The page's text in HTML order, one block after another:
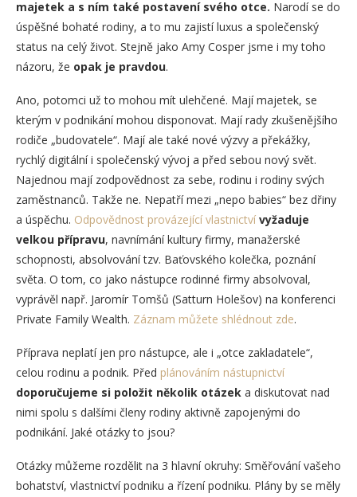
majetek a s ním také postavení svého otce. Narodí se do
úspěšné bohaté rodiny, a to mu zajistí luxus a společenský
status na celý život. Stejně jako Amy Cosper jsme i my toho
názoru, že opak je pravdou.
Ano, potomci už to mohou mít ulehčené. Mají majetek, se
kterým v podnikání mohou disponovat. Mají rady zkušenějšího
rodiče „budovatele“. Mají ale také nové výzvy a překážky,
rychlý digitální i společenský vývoj a před sebou nový svět.
Najednou mají zodpovědnost za sebe, rodinu i rodiny svých
zaměstnanců. Takže ne. Nepatří mezi „nepo babies“ bez dřiny
a úspěchu. Odpovědnost provázející vlastnictví vyžaduje
velkou přípravu, navnímání kultury firmy, manažerské
schopnosti, absolvování tzv. Baťovského kolečka, poznání
světa. O tom, co jako nástupce rodinné firmy absolvoval,
vyprávěl např. Jaromír Tomšů (Satturn Holešov) na konferenci
Private Family Wealth. Záznam můžete shlédnout zde.
Příprava neplatí jen pro nástupce, ale i „otce zakladatele“,
celou rodinu a podnik. Před plánováním nástupnictví
doporučujeme si položit několik otázek a diskutovat nad
nimi spolu s dalšími členy rodiny aktivně zapojenými do
podnikání. Jaké otázky to jsou?
Otázky můžeme rozdělit na 3 hlavní okruhy: Směřování vašeho
bohatství, vlastnictví podniku a řízení podniku. Plány by se měly